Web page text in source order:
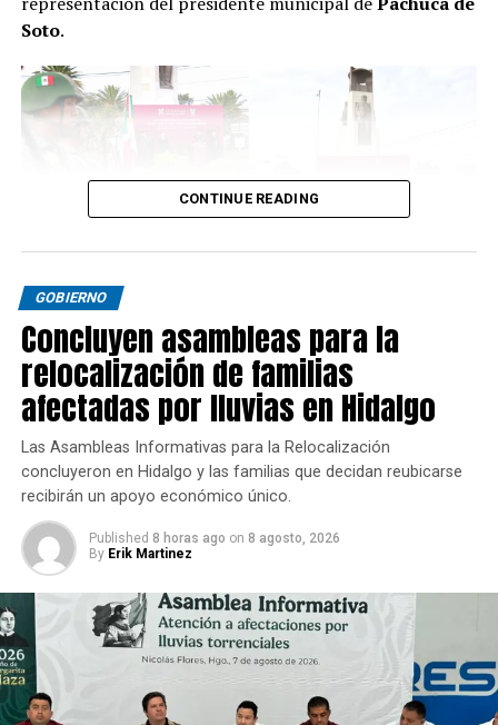
Soto.
CONTINUE READING
GOBIERNO
Concluyen asambleas para la
relocalización de familias
afectadas por lluvias en Hidalgo
Las Asambleas Informativas para la Relocalización
concluyeron en Hidalgo y las familias que decidan reubicarse
recibirán un apoyo económico único.
Published 8 horas ago on 8 agosto, 2026
By Erik Martinez